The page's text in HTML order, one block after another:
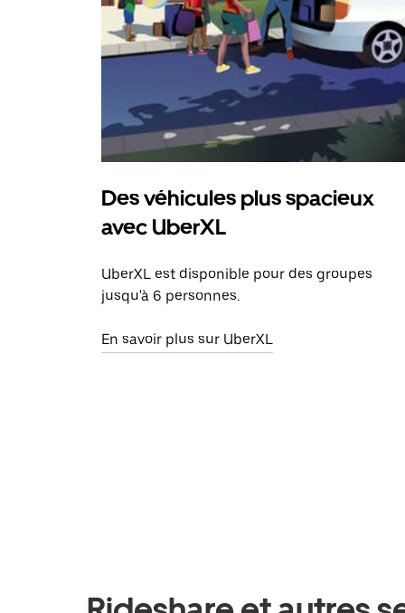
Des véhicules plus spacieux
avec UberXL
UberXL est disponible pour des groupes
jusqu'à 6 personnes.
En savoir plus sur UberXL